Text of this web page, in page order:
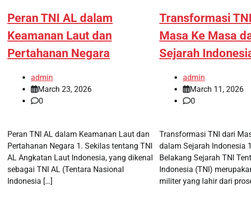
Peran TNI AL dalam
Keamanan Laut dan
Pertahanan Negara
admin
March 23, 2026
0
Peran TNI AL dalam Keamanan Laut dan
Pertahanan Negara 1. Sekilas tentang TNI
AL Angkatan Laut Indonesia, yang dikenal
sebagai TNI AL (Tentara Nasional
Indonesia […]
Transformasi
Masa Ke Masa
Sejarah
admin
March 11, 2026
0
Transformasi TNI dari
dalam Sejarah Indonesia
Belakang Sejarah TNI
Indonesia (TNI)
militer yang lahir dari